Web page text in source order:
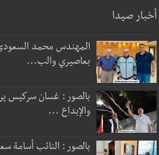
أخبار صيدا
المهندس محمد
بعاصيري والب...
بالصور : غسان سركيس
والإبداع ...
بالصور : النائب أسامة